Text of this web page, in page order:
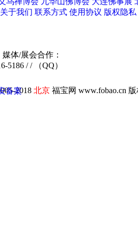
关于我们 联系方式 使用协议 版权隐私
媒体/展会合作：
5186 / / （QQ）
2018 北京 福宝网 www.fobao.cn